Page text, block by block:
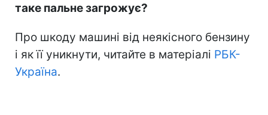
таке пальне загрожує?
Про шкоду машині від неякісного бензину
і як її уникнути, читайте в матеріалі РБК-
Україна.